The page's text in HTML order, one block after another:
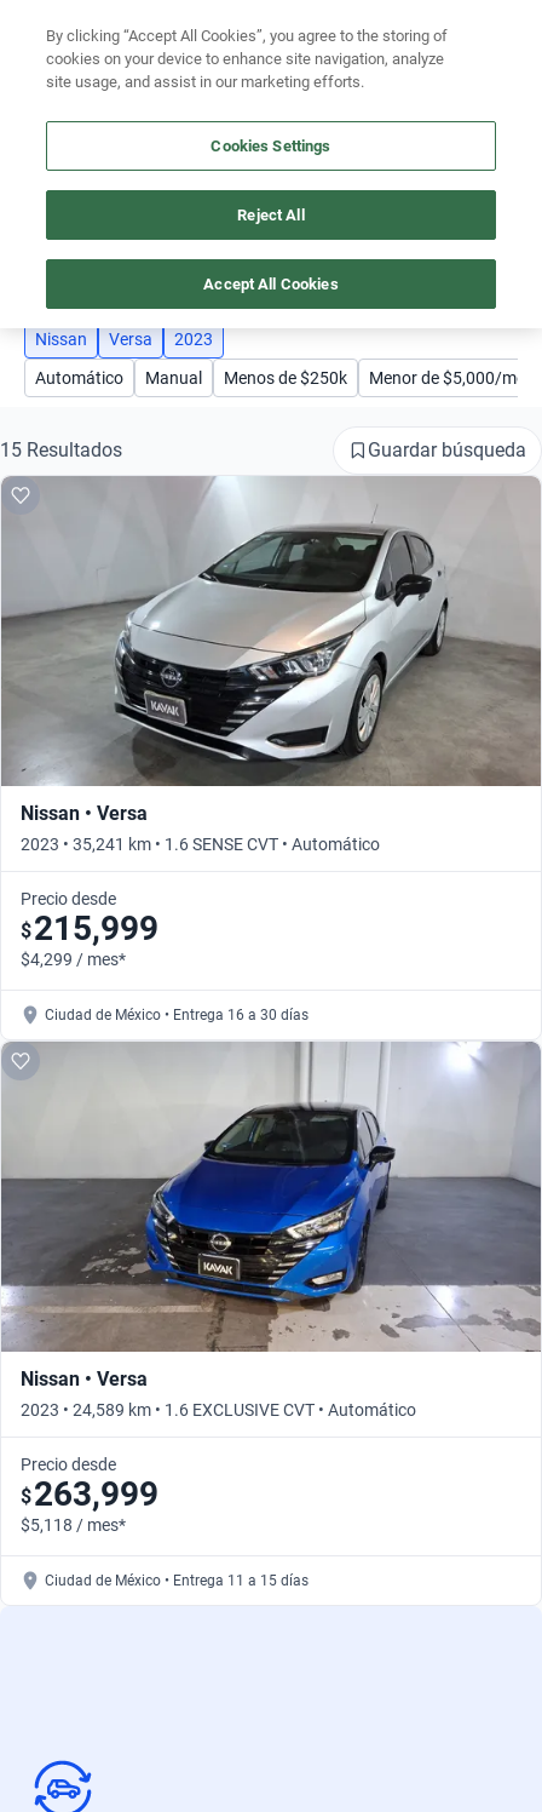
Ubicación
Busca por marca
Busca por modelo
Busca por marca
Busca por modelo
Busca por versión
3
Nissan Versa
2023
Automático
Manual Menos de $250k Menor de $5,000/mes
15 Resultados Guardar búsqueda
Nissan • Versa
2023 • 35,241 km • 1.6 SENSE CVT • Automático
Precio desde
$215,999
$4,299 / mes*
Ciudad de México • Entrega 16 a 30 días
Nissan • Versa
2023 • 24,589 km • 1.6 EXCLUSIVE CVT • Automático
Precio desde
$263,999
$5,118 / mes*
Ciudad de México • Entrega 11 a 15 días
By clicking “Accept All Cookies”, you agree to the storing of
cookies on your device to enhance site navigation, analyze
site usage, and assist in our marketing efforts.
Cookies Settings
Reject All
Accept All Cookies